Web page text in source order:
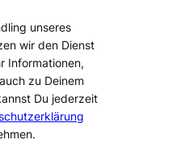
unseres
wir den Dienst
Informationen,
zu Deinem
Du jederzeit